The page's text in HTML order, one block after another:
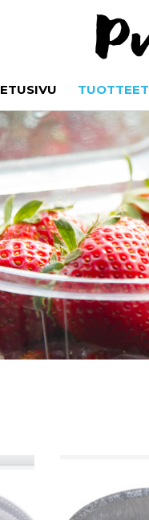
ETUSIVU TUOTTEET